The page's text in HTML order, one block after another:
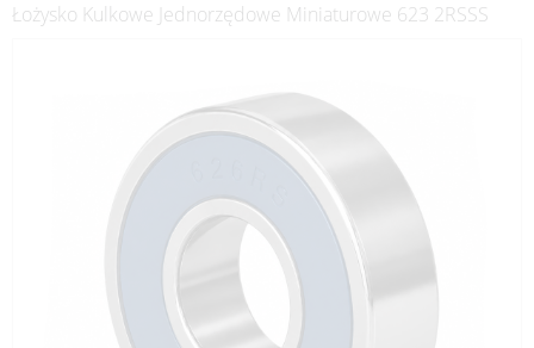
Łożysko Kulkowe Jednorzędowe Miniaturowe 623 2RSSS